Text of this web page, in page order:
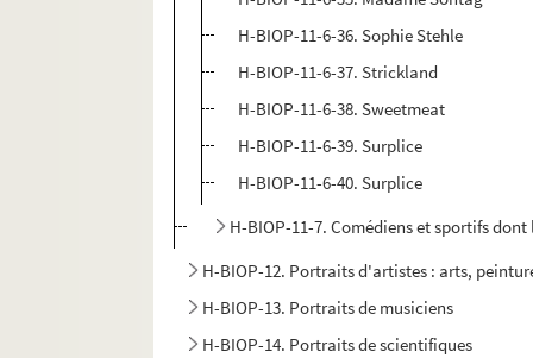
H-BIOP-11-6-36. Sophie Stehle
H-BIOP-11-6-37. Strickland
H-BIOP-11-6-38. Sweetmeat
H-BIOP-11-6-39. Surplice
H-BIOP-11-6-40. Surplice
H-BIOP-11-7. Comédiens et sportifs
H-BIOP-12. Portraits d'artistes : arts,
H-BIOP-13. Portraits de musiciens
H-BIOP-14. Portraits de scientifiques